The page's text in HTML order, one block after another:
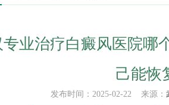
业治疗白癜风医院哪
己能恢
发布时间：2025-02-22 来源：